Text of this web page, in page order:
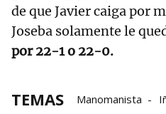
de que Javier caiga por
Joseba solamente le
por 22-1 o 22-0.
TEMAS Manomanista